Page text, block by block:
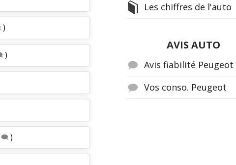
)
)
)
Les chiffres de l'auto
AVIS AUTO
Avis fiabilité Peugeot
Vos conso. Peugeot